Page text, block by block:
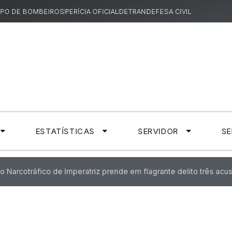
DE BOMBEIROSPERÍCIA OFICIALDETRANDEFESA CIVIL
ESTATÍSTICAS SERVIDOR
Narcotráfico de Imperatriz prende em flagrante delito três